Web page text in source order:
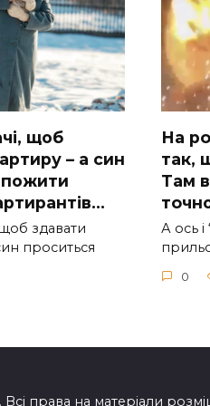
щоб
– а син
здавати
проситься
На
так,
Там
А ocь і
0
права на матеріали